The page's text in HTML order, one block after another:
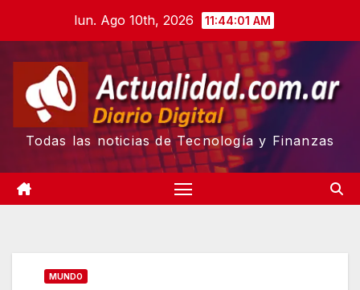
content
lun. Ago 10th, 2026 11:44:02 AM
Todas las noticias de Tecnología y Finanzas
MUNDO